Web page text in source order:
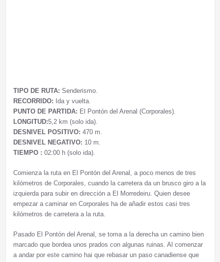
TIPO DE RUTA: Senderismo.
RECORRIDO: Ida y vuelta.
PUNTO DE PARTIDA: El Pontón del Arenal (Corporales).
LONGITUD:5,2 km (solo ida).
DESNIVEL POSITIVO: 470 m.
DESNIVEL NEGATIVO: 10 m.
TIEMPO : 02:00 h (solo ida).
Comienza la ruta en El Pontón del Arenal, a poco menos de tres
kilómetros de Corporales, cuando la carretera da un brusco giro a la
izquierda para subir en dirección a El Morredeiru. Quien desee
empezar a caminar en Corporales ha de añadir estos casi tres
kilómetros de carretera a la ruta.
Pasado El Pontón del Arenal, se toma a la derecha un camino bien
marcado que bordea unos prados con algunas ruinas. Al comenzar
a andar por este camino hai que rebasar un paso canadiense que